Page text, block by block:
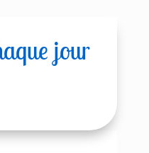
jour